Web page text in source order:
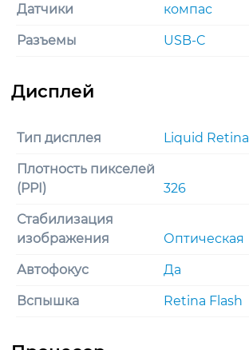
Датчики компас
Разъемы USB-C
Тип дисплея Liquid Retina
Плотность пикселей
(PPI)
326
Стабилизация
изображения
Оптическая
Автофокус Да
Вспышка Retina Flash